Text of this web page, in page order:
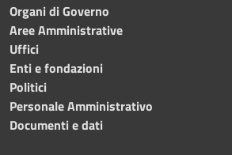
Organi di Governo
Aree Amministrative
Uffici
Enti e fondazioni
Politici
Personale Amministrativo
Documenti e dati